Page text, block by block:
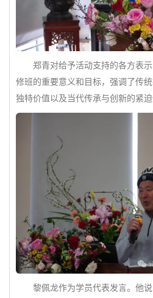
郑青对给予活动支持的各方表
修班的重要意义和目标，强调了传
独特价值以及当代传承与创新的紧迫
黎佩龙作为学员代表发言。他